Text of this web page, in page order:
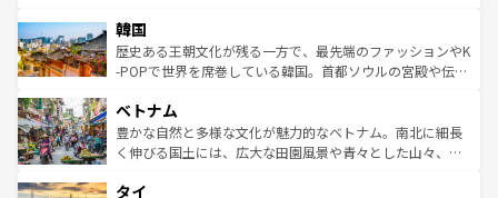
ワイを、存分に味わってほしい。 なお、新着のハワイ情報
はコンテンツ一覧を参照してほしい。
いる。アクティビティも充実しており、サーフィンやダイ
ビング、ハイキングなど、アウトドア好きにはたまらな
い。オーストラリアの多彩な魅力を存分に味わいつくそ
参照してほしい。
ン）、静ひつな山岳地帯である台湾東部など、都市の喧騒
と山間の静けさが共存しており、訪れる人に新しい発見と
驚きをもたらしてくれる。また、奥深い台湾の食文化も魅
容にもいいと評判のスイーツなど、バラエティ豊かな料理
が味わえる。 なお、新着の台湾情報は コンテンツ一覧を参
照してほしい。
韓国
歴史ある王朝文化が残る一方で、最先端のファッションやK
-POPで世界を席巻している韓国。首都ソウルの宮殿や伝統
き、地方に足を延ばせば四季折々の自然美を楽しむことが
できる。そして、キムチや焼肉、絶品のストリートフード
まで、さまざまな韓国料理が待っている。夜には、韓国な
リティに包まれながら、韓国の多彩な魅力を心ゆくまで味
ベトナム
豊かな自然と多様な文化が魅力的なベトナム。南北に細長
く伸びる国土には、広大な田園風景や青々とした山々、世
急速な発展と共に伝統が息づく。ハノイの古い町並みやホ
タイ